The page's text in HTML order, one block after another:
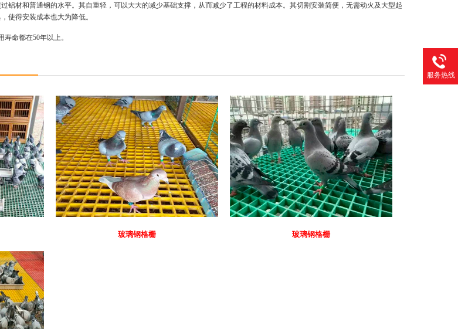
铝材和普通钢的水平。其自重轻，可以大大的减少基础支撑，从而减少了工程的材料成本。其切割安装简便，无需动火及大型起
使得安装成本也大为降低。
命都在50年以上。
玻璃钢格栅 玻璃钢格栅
服务热线